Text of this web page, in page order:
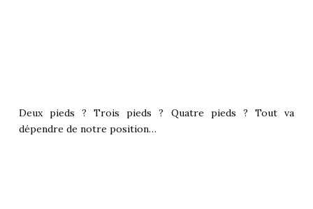
Deux pieds ? Trois pieds ? Quatre pieds ? Tout va
dépendre de notre position…